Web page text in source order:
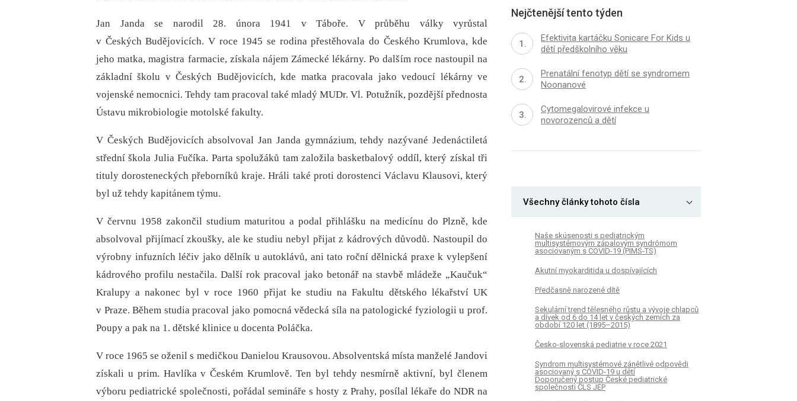
Jan Janda se narodil 28. února 1941 v Táboře. V průběhu války vyrůstal
v Českých Budějovicích. V roce 1945 se rodina přestěhovala do Českého Krumlova, kde
jeho matka, magistra farmacie, získala nájem Zámecké lékárny. Po dalším roce nastoupil na
základní školu v Českých Budějovicích, kde matka pracovala jako vedoucí lékárny ve
vojenské nemocnici. Tehdy tam pracoval také mladý MUDr. Vl. Potužník, pozdější přednosta
Ústavu mikrobiologie motolské fakulty.
V Českých Budějovicích absolvoval Jan Janda gymnázium, tehdy nazývané Jedenáctiletá
střední škola Julia Fučíka. Parta spolužáků tam založila basketbalový oddíl, který získal tři
tituly dorosteneckých přeborníků kraje. Hráli také proti dorostenci Václavu Klausovi, který
byl už tehdy kapitánem týmu.
V červnu 1958 zakončil studium maturitou a podal přihlášku na medicínu do Plzně, kde
absolvoval přijímací zkoušky, ale ke studiu nebyl přijat z kádrových důvodů. Nastoupil do
výrobny infuzních léčiv jako dělník u autoklávů, ani tato roční dělnická praxe k vylepšení
kádrového profilu nestačila. Další rok pracoval jako betonář na stavbě mládeže „Kaučuk“
Kralupy a nakonec byl v roce 1960 přijat ke studiu na Fakultu dětského lékařství UK
v Praze. Během studia pracoval jako pomocná vědecká síla na patologické fyziologii u prof.
Poupy a pak na 1. dětské klinice u docenta Poláčka.
V roce 1965 se oženil s medičkou Danielou Krausovou. Absolventská místa manželé Jandovi
získali u prim. Havlíka v Českém Krumlově. Ten byl tehdy nesmírně aktivní, byl členem
výboru pediatrické společnosti, pořádal semináře s hosty z Prahy, posílal lékaře do NDR na
Nejčtenější tento týden
Efektivita kartáčku Sonicare For Kids u
dětí předškolního věku
Prenatální fenotyp dětí se syndromem
Noonanové
Cytomegalovirové infekce u
novorozenců a dětí
Všechny články tohoto čísla
Naše skúsenosti s pediatrickým
multisystémovým zápalovým syndrómom
asociovaným s COVID-19 (PIMS-TS)
Akutní myokarditida u dospívajících
Předčasně narozené dítě
Sekulární trend tělesného růstu a vývoje chlapců
a dívek od 6 do 14 let v českých zemích za
období 120 let (1895–2015)
Česko-slovenská pediatrie v roce 2021
Syndrom multisystémové zánětlivé odpovědi
asociovaný s COVID-19 u dětí
Doporučený postup České pediatrické
společnosti ČLS JEP